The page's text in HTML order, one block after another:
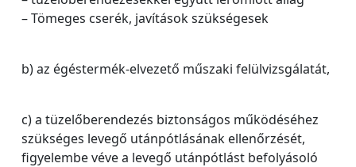
– Tömeges cserék, javítások szükségesek
b) az égéstermék-elvezető műszaki felülvizsgálatát,
c) a tüzelőberendezés biztonságos működéséhez
szükséges levegő utánpótlásának ellenőrzését,
figyelembe véve a levegő utánpótlást befolyásoló